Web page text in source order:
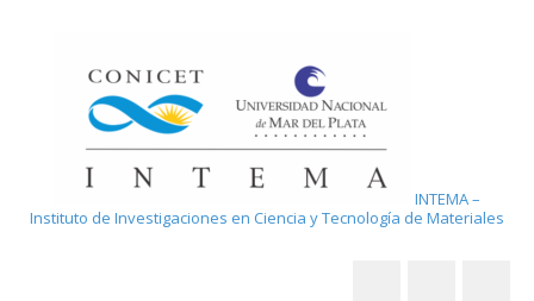
INTEMA –
Instituto de Investigaciones en Ciencia y Tecnología de Materiales